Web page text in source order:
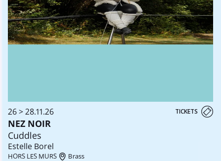
26 > 28.11.26 TICKETS
NEZ NOIR
Cuddles
Estelle Borel
HORS LES MURS Brass